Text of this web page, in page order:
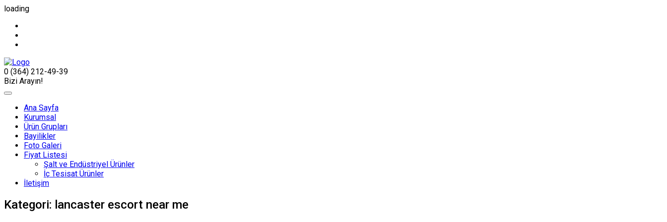
loading
0 (364) 212-49-39
Bizi Arayın!
Ana Sayfa
Kurumsal
Ürün Grupları
Bayilikler
Foto Galeri
Fiyat Listesi
Şalt ve Endüstriyel Ürünler
İç Tesisat Ürünler
İletişim
Kategori: lancaster escort near me